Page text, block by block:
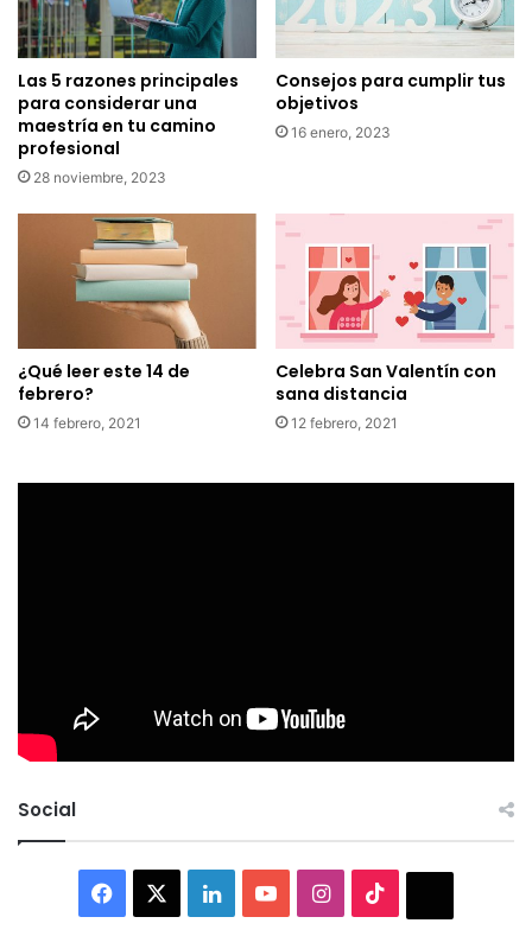
Las 5 razones principales
para considerar una
maestría en tu camino
profesional
28 noviembre, 2023
Consejos para cumplir tus
objetivos
16 enero, 2023
¿Qué leer este 14 de
febrero?
14 febrero, 2021
Celebra San Valentín con
sana distancia
12 febrero, 2021
Social
Facebook LinkedInYouTubeInstagram